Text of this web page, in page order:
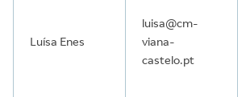
Luísa Enes
luisa@cm-
viana-
castelo.pt